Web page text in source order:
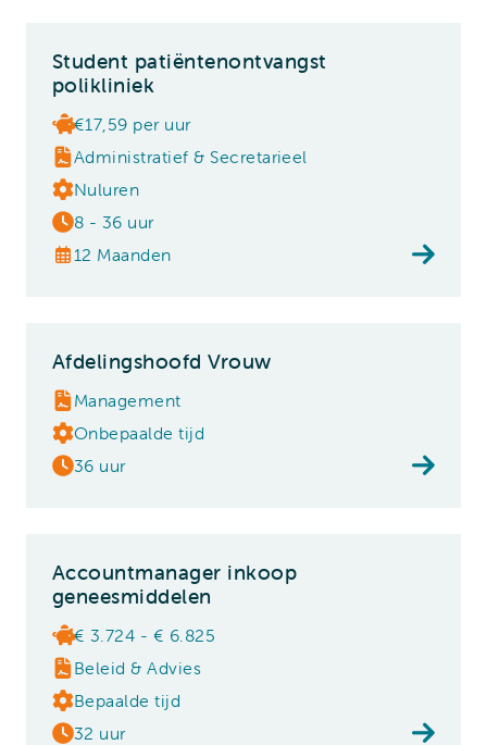
Student patiëntenontvangst
polikliniek
€17,59 per uur
Administratief & Secretarieel
Nuluren
8 - 36 uur
12 Maanden
Afdelingshoofd Vrouw
Management
Onbepaalde tijd
36 uur
Accountmanager inkoop
geneesmiddelen
€ 3.724 - € 6.825
Beleid & Advies
Bepaalde tijd
32 uur